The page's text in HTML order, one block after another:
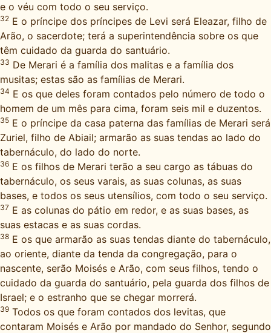
e o véu com todo o seu serviço.
32 E o príncipe dos príncipes de Levi será Eleazar, filho de
Arão, o sacerdote; terá a superintendência sobre os que
têm cuidado da guarda do santuário.
33 De Merari é a família dos malitas e a família dos
musitas; estas são as famílias de Merari.
34 E os que deles foram contados pelo número de todo o
homem de um mês para cima, foram seis mil e duzentos.
35 E o príncipe da casa paterna das famílias de Merari será
Zuriel, filho de Abiail; armarão as suas tendas ao lado do
tabernáculo, do lado do norte.
36 E os filhos de Merari terão a seu cargo as tábuas do
tabernáculo, os seus varais, as suas colunas, as suas
bases, e todos os seus utensílios, com todo o seu serviço.
37 E as colunas do pátio em redor, e as suas bases, as
suas estacas e as suas cordas.
38 E os que armarão as suas tendas diante do tabernáculo,
ao oriente, diante da tenda da congregação, para o
nascente, serão Moisés e Arão, com seus filhos, tendo o
cuidado da guarda do santuário, pela guarda dos filhos de
Israel; e o estranho que se chegar morrerá.
39 Todos os que foram contados dos levitas, que
contaram Moisés e Arão por mandado do Senhor, segundo